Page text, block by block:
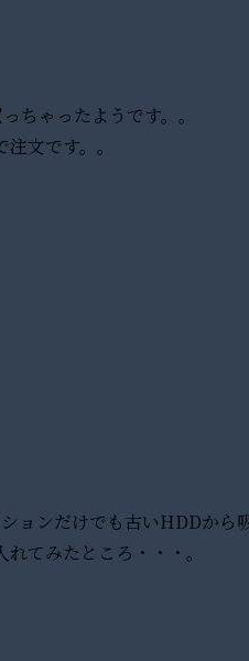
ちゃったようです。。
文です。。
ョンだけでも古いHDDか
てみたところ・・・。